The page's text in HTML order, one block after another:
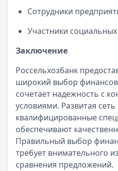
Сотрудники
Участники
Заключение
Россельхозбанк
широкий выбор
сочетает надежность с
условиями. Развитая
квалифицированные
обеспечивают
Правильный выбор
требует внимательного
сравнения предложений.